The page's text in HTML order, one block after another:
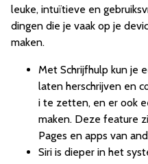
leuke, intuïtieve en
dingen die je vaak op je
maken.
Met Schrijfhulp kun je
laten herschrijven en
i te zetten, en er ook
maken. Deze feature
Pages en apps van
Siri is dieper in het